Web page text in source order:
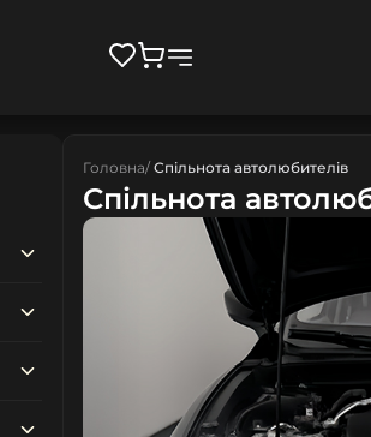
Головна Спільнота автолюбителів
Спільнота